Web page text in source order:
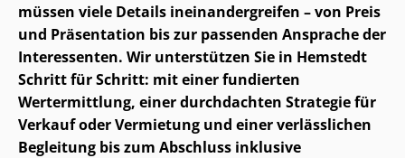
müssen viele Details in­ein­an­der­grei­fen – von Preis
und Präsentation bis zur passenden Ansprache der
Interessenten. Wir unterstützen Sie in Hemstedt
Schritt für Schritt: mit einer fundierten
Wertermittlung, einer durchdachten Strategie für
Verkauf oder Vermietung und einer verlässlichen
Begleitung bis zum Abschluss inklusive